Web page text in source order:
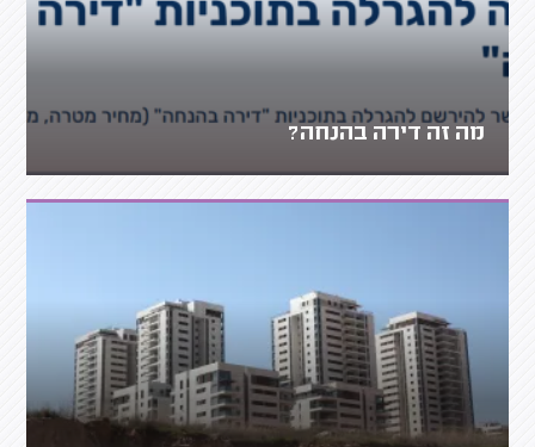
מה זה דירה בהנחה?